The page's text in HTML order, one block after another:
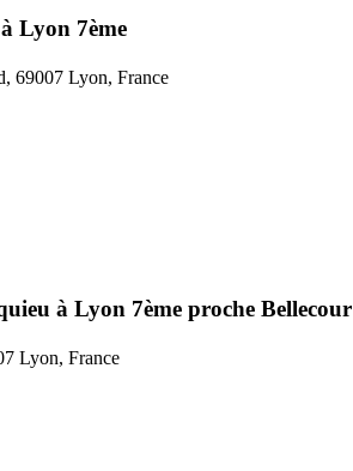
Lyon 7ème
69007 Lyon, France
à Lyon 7ème proche Bellecour
Lyon, France